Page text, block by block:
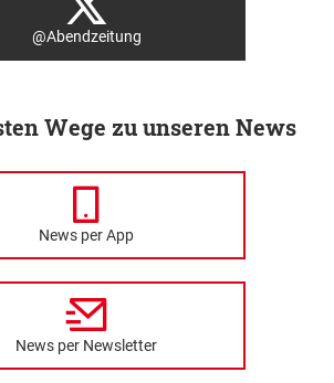
@Abendzeitung
Wege zu unseren News
News per App
News per Newsletter